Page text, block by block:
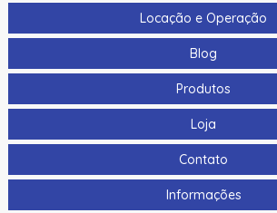
Locação e Operação
Blog
Produtos
Loja
Contato
Informações